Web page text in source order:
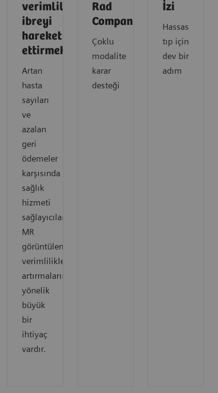
verimliliğinde
ibreyi
hareket
ettirmek
Artan
hasta
sayıları
ve
azalan
geri
ödemeler
karşısında
sağlık
hizmeti
sağlayıcılarının,
MR
görüntülemedeki
verimliliklerini
artırmalarına
yönelik
büyük
bir
ihtiyaç
vardır.
Rad
Companion
Çoklu
modalite
karar
desteği
İzi
Hassas
tıp için
dev bir
adım